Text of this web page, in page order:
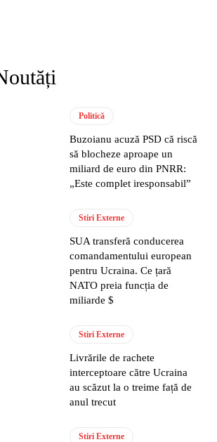
Politică
Buzoianu acuză PSD că riscă
să blocheze aproape un
miliard de euro din PNRR:
„Este complet iresponsabil”
Stiri Externe
SUA transferă conducerea
comandamentului european
pentru Ucraina. Ce țară
NATO preia funcția de
miliarde $
Stiri Externe
Livrările de rachete
interceptoare către Ucraina
au scăzut la o treime față de
anul trecut
Stiri Externe